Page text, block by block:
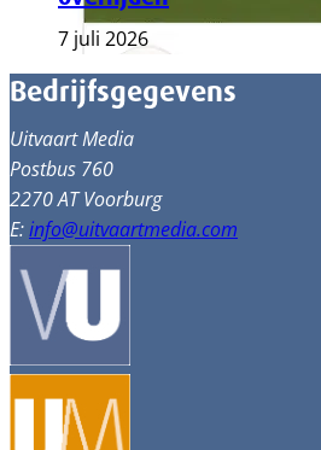
7 juli 2026
Bedrijfsgegevens
Uitvaart Media
Postbus 760
2270 AT Voorburg
E:info@uitvaartmedia.com